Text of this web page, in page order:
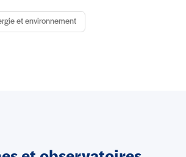
et environnement